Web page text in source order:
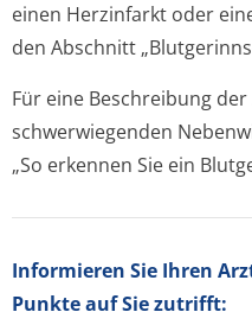
einen Herzinfarkt oder
den Abschnitt
Für eine Beschreibung
schwerwiegenden
„So erkennen Sie ein
Informieren Sie Ihren
Punkte auf Sie zutrifft: